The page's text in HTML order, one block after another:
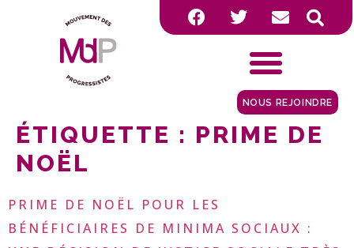
NOUS REJOINDRE
ÉTIQUETTE : PRIME DE
NOËL
PRIME DE NOËL POUR LES
BÉNÉFICIAIRES DE MINIMA SOCIAUX :